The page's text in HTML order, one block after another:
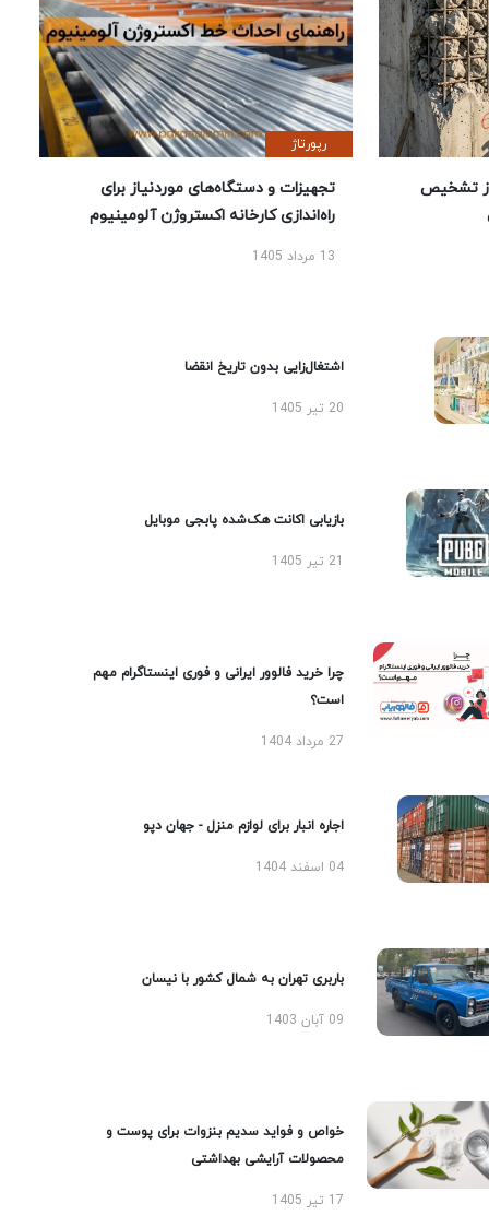
تشخیص
رپورتاژ
تجهیزات و دستگاه‌های موردنیاز برای
راه‌اندازی کارخانه اکستروژن آلومینیوم
13 مرداد 1405
اشتغال‌زایی بدون تاریخ انقضا
20 تیر 1405
بازیابی اکانت هک‌شده پابجی موبایل
چرا خرید فالوور ایرانی و فوری اینستاگرام مهم
است؟
27 مرداد 1404
اجاره انبار برای لوازم منزل - جهان دپو
04 اسفند 1404
باربری تهران به شمال کشور با نیسان
09 آبان 1403
خواص و فواید سدیم بنزوات برای پوست و
محصولات آرایشی بهداشتی
17 تیر 1405